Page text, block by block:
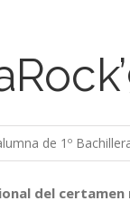
de 1º
del certamen